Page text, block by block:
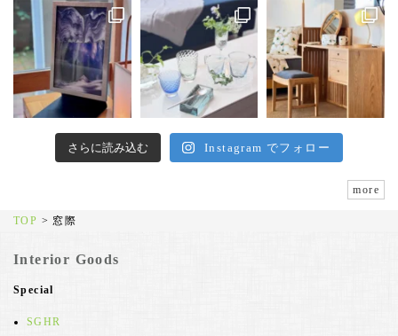
さらに読み込む Instagram でフォロー
more
TOP > 窓際
Interior Goods
Special
SGHR